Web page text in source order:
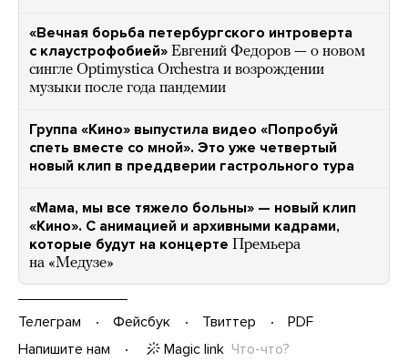
«Вечная борьба петербургского интроверта
с клаустрофобией» Евгений Федоров — о новом
сингле Optimystica Orchestra и возрождении
музыки после года пандемии
Группа «Кино» выпустила видео «Попробуй
спеть вместе со мной». Это уже четвертый
новый клип в преддверии гастрольного тура
«Мама, мы все тяжело больны» — новый клип
«Кино». С анимацией и архивными кадрами,
которые будут на концерте Премьера
на «Медузе»
Телеграм Фейсбук Твиттер
PDF
Напишите нам
Magic link Что-что?